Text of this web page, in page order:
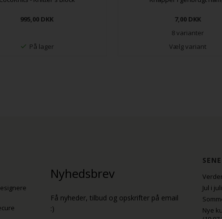
995,00 DKK
På lager
7,00 DKK
8 varianter
Vælg variant
Nyhedsbrev
Få nyheder, tilbud og opskrifter på email
:)
Jul i
Nye